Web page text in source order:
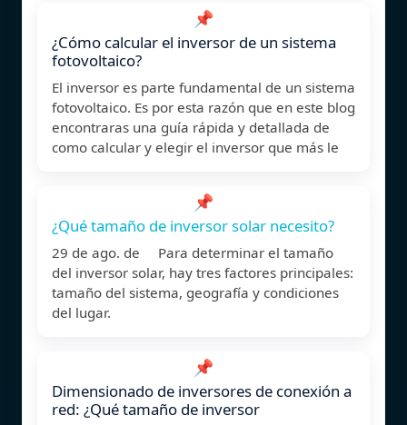
📌
¿Cómo calcular el inversor de un sistema
fotovoltaico?
El inversor es parte fundamental de un sistema
fotovoltaico. Es por esta razón que en este blog
encontraras una guía rápida y detallada de
como calcular y elegir el inversor que más le
📌
¿Qué tamaño de inversor solar necesito?
29 de ago. de Para determinar el tamaño
del inversor solar, hay tres factores principales:
tamaño del sistema, geografía y condiciones
del lugar.
📌
Dimensionado de inversores de conexión a
red: ¿Qué tamaño de inversor